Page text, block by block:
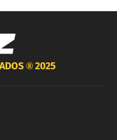
®2025